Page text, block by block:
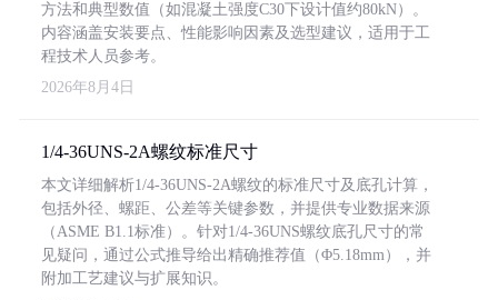
方法和典型数值（如混凝土强度C30下设计值约80kN）。
内容涵盖安装要点、性能影响因素及选型建议，适用于工
程技术人员参考。
2026年8月4日
1/4-36UNS-2A螺纹标准尺寸
本文详细解析1/4-36UNS-2A螺纹的标准尺寸及底孔计算，
包括外径、螺距、公差等关键参数，并提供专业数据来源
（ASME B1.1标准）。针对1/4-36UNS螺纹底孔尺寸的常
见疑问，通过公式推导给出精确推荐值（Φ5.18mm），并
附加工艺建议与扩展知识。